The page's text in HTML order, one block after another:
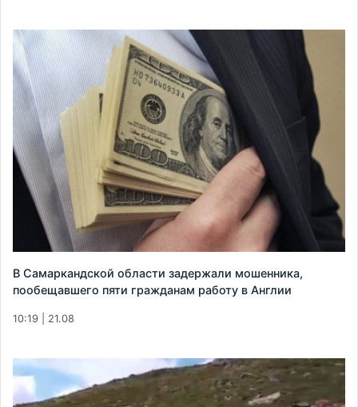
В Самаркандской области задержали мошенника,
пообещавшего пяти гражданам работу в Англии
10:19 | 21.08